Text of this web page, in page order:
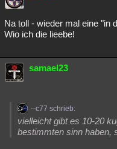
Na toll - wieder mal eine "in
Wio ich die lieebe!
samael23
--c77 schrieb:
vielleicht gibt es 10-20
bestimmten sinn haben,